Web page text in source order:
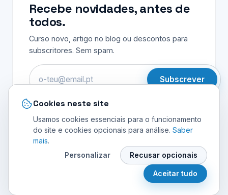
Recebe novidades, antes de
todos.
Curso novo, artigo no blog ou descontos para
subscritores. Sem spam.
Subscrever
© 2026 INVENTA MELHOR UNIPESSOAL LDA. Todos os
direitos reservados.
Termos e CondiçõesCookies
Livro de Reclamações
Cookies neste site
Usamos cookies essenciais para o funcionamento
do site e cookies opcionais para análise. Saber
mais.
Personalizar
Recusar opcionais
Aceitar tudo